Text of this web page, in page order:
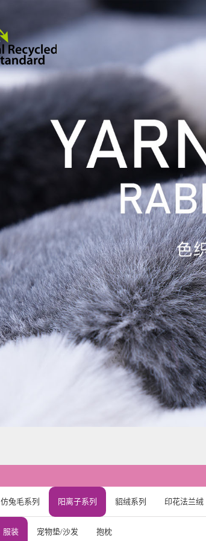
仿兔毛系列 阳离子系列 貂绒系列 印花法兰绒
服装 宠物垫/沙发 抱枕